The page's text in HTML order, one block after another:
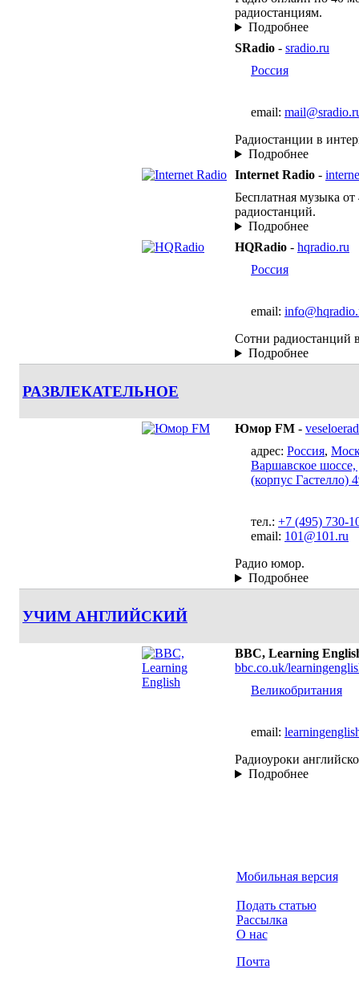
радиостанциям.
Подробнее
SRadio - sradio.ru
Россия
email:
Радиостанции в
Подробнее
Internet Radio -
Бесплатная музыка от
радиостанций.
Подробнее
HQRadio - hqradio.ru
Россия
email:
Сотни радиостанций
Подробнее
РАЗВЛЕКАТЕЛЬНОЕ
Юмор FM -
адрес: Россия,
Варшавское
(корпус Гастелло)
тел.: +7 (495) 730-
email: 101@101.ru
Радио юмор.
Подробнее
УЧИМ АНГЛИЙСКИЙ
BBC, Learning
bbc.co.uk/
Великобритания
email:
Радиоуроки
Подробнее
Мобильная версия
Подать статью
Рассылка
О нас
Почта